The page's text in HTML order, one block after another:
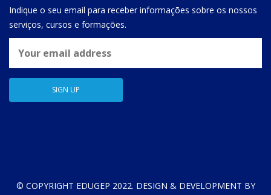
Indique o seu email para receber informações sobre os nossos
serviços, cursos e formações.
© COPYRIGHT EDUGEP 2022. DESIGN & DEVELOPMENT BY